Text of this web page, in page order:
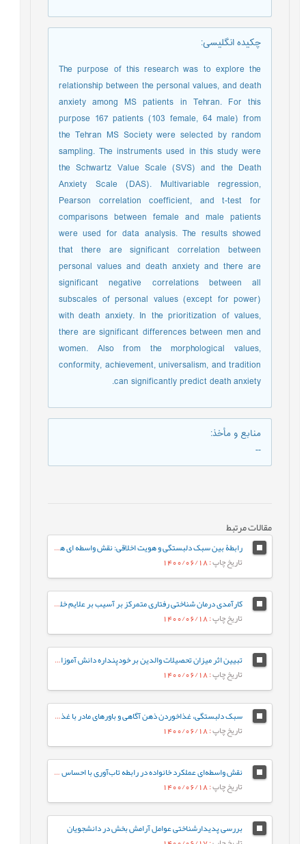
چکیده انگلیسی:
The purpose of this research was to explore the
relationship between the personal values, and death
anxiety among MS patients in Tehran. For this
purpose 167 patients (103 female, 64 male) from
the Tehran MS Society were selected by random
sampling. The instruments used in this study were
the Schwartz Value Scale (SVS) and the Death
Anxiety Scale (DAS). Multivariable regression,
Pearson correlation coefficient, and t-test for
comparisons between female and male patients
were used for data analysis. The results showed
that there are significant correlation between
personal values and death anxiety and there are
significant negative correlations between all
subscales of personal values (except for power)
with death anxiety. In the prioritization of values,
there are significant differences between men and
women. Also from the morphological values,
conformity, achievement, universalism, and tradition
can significantly predict death anxiety.
منابع و مأخذ:
--
مقالات مرتبط
رابطۀ بين سبک دلبستگی و هويت اخلاقی: نقش واسطه ای همدلی
تاریخ چاپ: 1400/06/18
کارآمدی درمان شناختی رفتاری متمرکز بر آسيب بر علايم خلقی و جسمی کودکان دارای سابقۀ آسيب بين فردی
تاریخ چاپ: 1400/06/18
تبيين اثر ميزان تحصيلات والدين بر خودپنداره دانش آموزان مقطع متوسطه براساس نقش ميانجي گر کيفيت رابطه والد-فرزند
تاریخ چاپ: 1400/06/18
سبک دلبستگی، غذاخوردن ذهن آگاهی و باورهای مادر با غذا خوردن هيجانی کودک: نقش واسطه ای تنظيم هيجان کودک
تاریخ چاپ: 1400/06/18
نقش واسطه‌ای عملکرد خانواده در رابطه تاب‌آوری با احساس حقارت
تاریخ چاپ: 1400/06/18
بررسی پديدارشناختی عوامل آرامش بخش در دانشجويان